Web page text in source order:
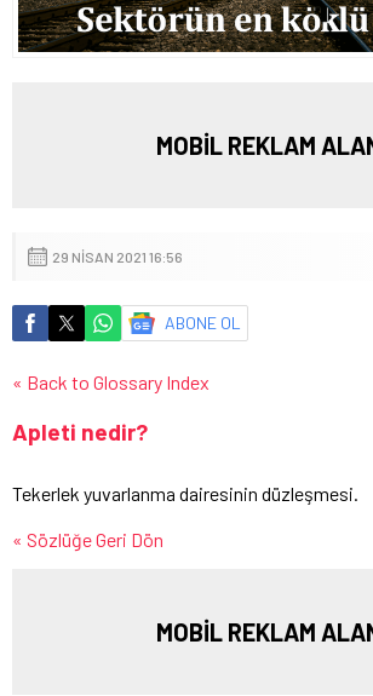
MOBİL REKLAM
29 NISAN 2021 16:56
ABONE OL
« Back to Glossary Index
Apleti nedir?
Tekerlek yuvarlanma dairesinin düzleşmesi.
« Sözlüğe Geri Dön
MOBİL REKLAM